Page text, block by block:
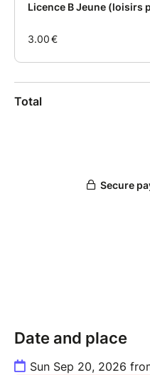
Date and place
Sun Sep 20, 2026